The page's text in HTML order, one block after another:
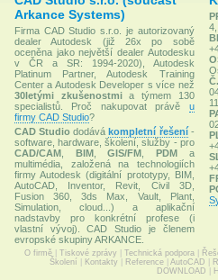
Arkance Systems)
Firma CAD Studio s.r.o. je autorizovaný
dealer Autodesk (již 26x po sobě
oceněna jako největší dealer Autodesku
v ČR a SR: 1994-2020), Autodesk
Platinum Partner, Autodesk Training
Center a Autodesk Developer s více než
30letými zkušenostmia týmem 130
specialistů. Proč nakupovat právě u
firmy CAD Studio?
CAD Studio dodávákompletní řešení-
software, hardware, školení, služby - pro
CAD/CAM
BIM,GIS/FM ,PDM a
multimédia, založená na technologiích
firmy Autodesk (digitální prototypy, BIM,
AutoCAD, Inventor, Revit, Civil 3D,
Fusion 360, 3ds Max, Vault, Plant,
Simulation, cloud...) a aplikační
nadstavby pro konkrétní profese (i
vlastní vývoj). CAD Studio je členem
evropské skupiny ARKANCE.
O firmě Tiskové zprávy Technická podpora
Školení
Kontakty Reference| AutoCAD
DOWNLOAD